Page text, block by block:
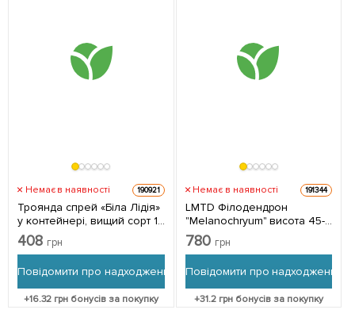
Немає в наявності 190921
Троянда спрей «Біла Лідія»
у контейнері, вищий сорт 1
саджанець в упаковці
408 грн
Повідомити про надходження
+16.32 грн бонусів за покупку
Немає в наявності 191344
LMTD Філодендрон
"Melanochryum" висота 45-
55см 1 саджанець в
упаковці (кімнатний)
780 грн
Повідомити про надходження
+31.2 грн бонусів за покупку